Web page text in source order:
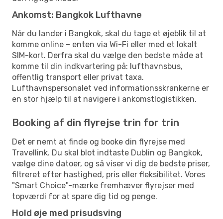
Ankomst: Bangkok Lufthavne
Når du lander i Bangkok, skal du tage et øjeblik til at
komme online – enten via Wi-Fi eller med et lokalt
SIM-kort. Derfra skal du vælge den bedste måde at
komme til din indkvartering på: lufthavnsbus,
offentlig transport eller privat taxa.
Lufthavnspersonalet ved informationsskrankerne er
en stor hjælp til at navigere i ankomstlogistikken.
Booking af din flyrejse trin for trin
Det er nemt at finde og booke din flyrejse med
Travellink. Du skal blot indtaste Dublin og Bangkok,
vælge dine datoer, og så viser vi dig de bedste priser,
filtreret efter hastighed, pris eller fleksibilitet. Vores
"Smart Choice"-mærke fremhæver flyrejser med
topværdi for at spare dig tid og penge.
Hold øje med prisudsving